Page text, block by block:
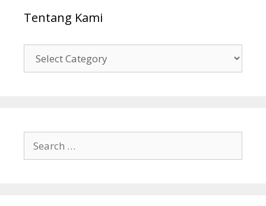
Tentang Kami
Kami
for: